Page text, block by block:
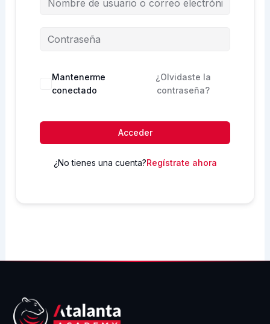
Mantenerme
conectado
¿Olvidaste la
contraseña?
Acceder
¿No tienes una cuenta?Regístrate ahora